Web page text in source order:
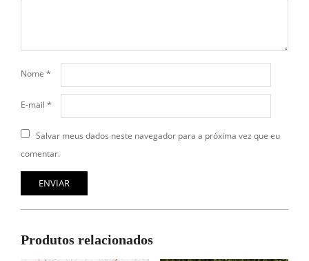
Nome *
E-mail *
Salvar meus dados neste navegador para a próxima vez que eu
comentar.
Produtos relacionados